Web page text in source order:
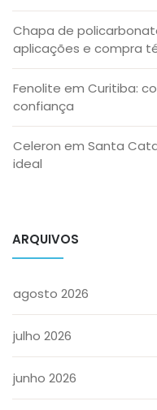
Chapa de
aplicações e compra
Fenolite em Curitiba:
confiança
Celeron em Santa
ideal
ARQUIVOS
agosto 2026
julho 2026
junho 2026